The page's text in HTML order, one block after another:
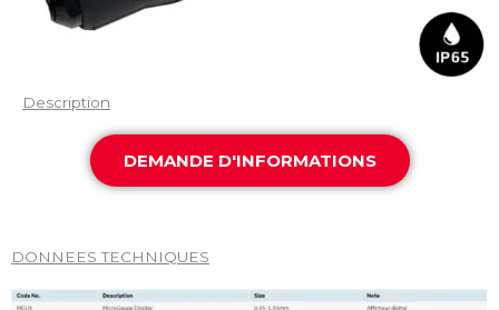
Description
DEMANDE D'INFORMATIONS
DONNEES TECHNIQUES